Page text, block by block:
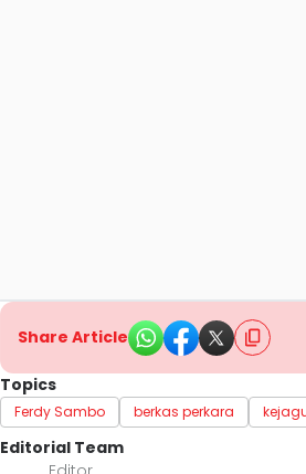
Share Article
Topics
Ferdy Sambo berkas perkara
Editorial Team